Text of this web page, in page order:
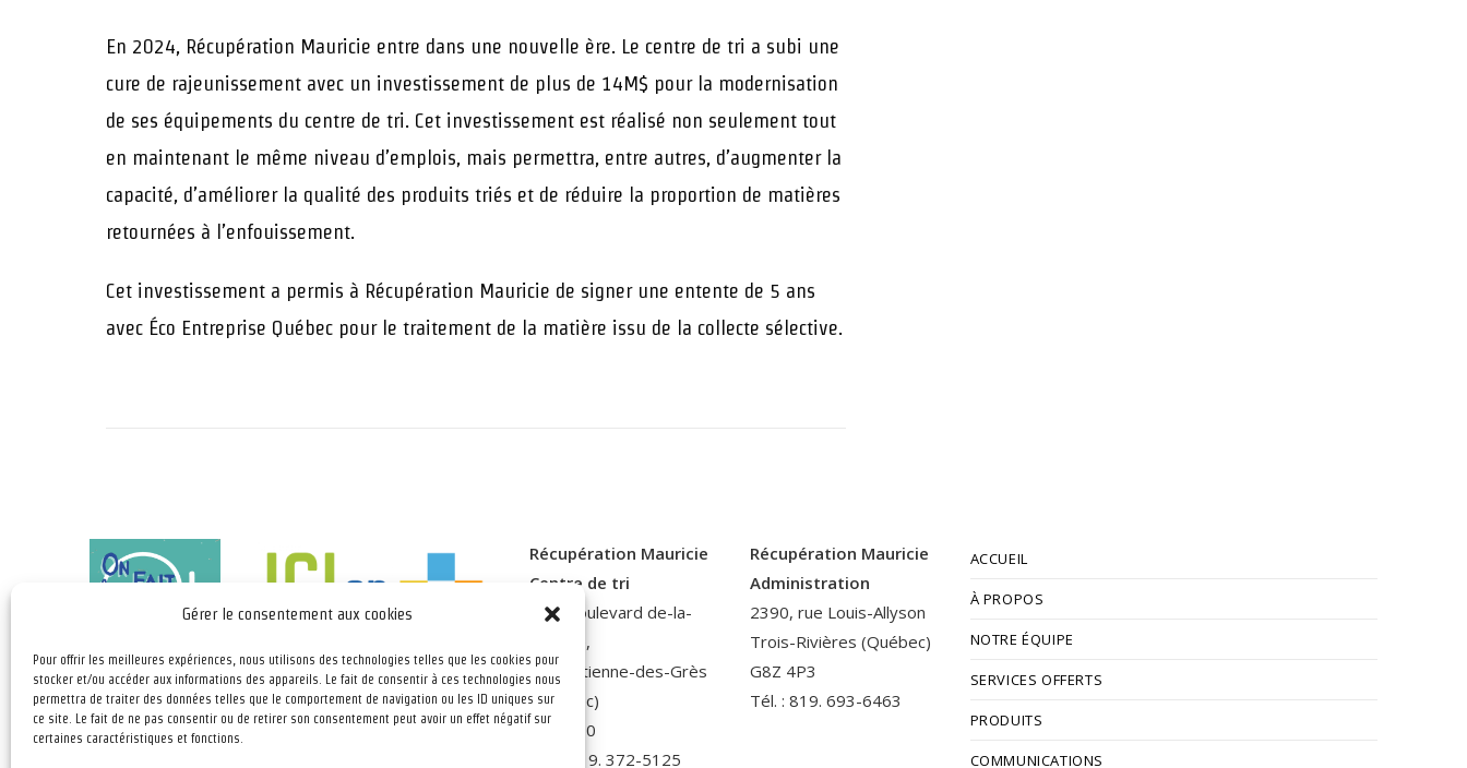
Gérer le consentement aux cookies
Pour offrir les meilleures expériences, nous utilisons des technologies telles que les cookies pour
stocker et/ou accéder aux informations des appareils. Le fait de consentir à ces technologies nous
permettra de traiter des données telles que le comportement de navigation ou les ID uniques sur
ce site. Le fait de ne pas consentir ou de retirer son consentement peut avoir un effet négatif sur
certaines caractéristiques et fonctions.
En 2024, Récupération Mauricie entre dans une nouvelle ère. Le centre de tri a subi une
cure de rajeunissement avec un investissement de plus de 14M$ pour la modernisation
de ses équipements du centre de tri. Cet investissement est réalisé non seulement tout
en maintenant le même niveau d’emplois, mais permettra, entre autres, d’augmenter la
capacité, d’améliorer la qualité des produits triés et de réduire la proportion de matières
retournées à l’enfouissement.
Cet investissement a permis à Récupération Mauricie de signer une entente de 5 ans
avec Éco Entreprise Québec pour le traitement de la matière issu de la collecte sélective.
La mission de Récupération Mauricie est d’innover
chaque jour pour redonner la vie à votre bac bleu
tout en offrant des opportunités d’emploi
Récupération Mauricie
Centre de tri
400, boulevard de-la-
Gabelle,
Saint-Étienne-des-Grès
(Québec)
G0X 2P0
Tél. : 819. 372-5125
Récupération Mauricie
Administration
2390, rue Louis-Allyson
Trois-Rivières (Québec)
G8Z 4P3
Tél. : 819. 693-6463
ACCUEIL
À PROPOS
NOTRE ÉQUIPE
SERVICES OFFERTS
PRODUITS
COMMUNICATIONS